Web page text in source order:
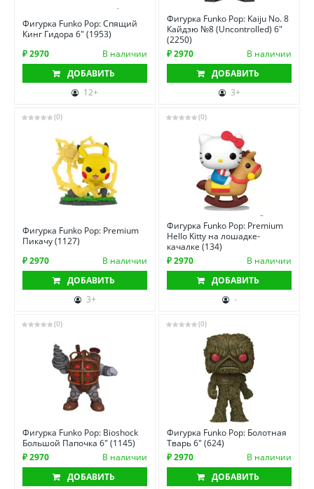
Фигурка Funko Pop: Спящий
Кинг Гидора 6" (1953)
₽ 2970
В наличии
ДОБАВИТЬ
12+
Фигурка Funko Pop: Kaiju No. 8
Кайдзю №8 (Uncontrolled) 6"
(2250)
₽ 2970
В наличии
ДОБАВИТЬ
3+
(0)
Фигурка Funko Pop: Premium
Пикачу (1127)
₽ 2970
В наличии
ДОБАВИТЬ
3+
(0)
Фигурка Funko Pop: Premium
Hello Kitty на лошадке-
качалке (134)
₽ 2970
В наличии
ДОБАВИТЬ
-
(0)
Фигурка Funko Pop: Bioshock
Большой Папочка 6" (1145)
₽ 2970
В наличии
ДОБАВИТЬ
(0)
Фигурка Funko Pop: Болотная
Тварь 6" (624)
₽ 2970
В наличии
ДОБАВИТЬ